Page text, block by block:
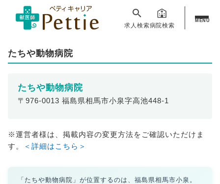
求人検索病院検索
MENU
たちや動物病院
たちや動物病院
〒976-0013 福島県相馬市小泉字高池448-1
※運営者様は、掲載内容の変更方法をご確認いただけま
す。
＜詳細はこちら＞
「たちや動物病院」が位置するのは、福島県相馬市小泉。